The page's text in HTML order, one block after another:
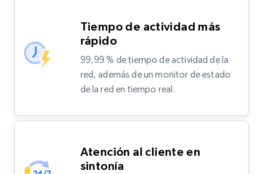
Tiempo de actividad más
rápido
99,99 % de tiempo de actividad de la
red, además de un monitor de estado
de la red en tiempo real.
Atención al cliente en
sintonía